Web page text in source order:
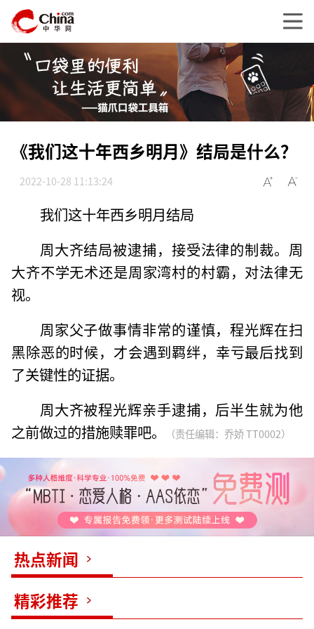
《我们这十年西乡明月》结局是什么？
2022-10-28 11:13:24
我们这十年西乡明月结局
周大齐结局被逮捕，接受法律的制裁。周
大齐不学无术还是周家湾村的村霸，对法律无
视。
周家父子做事情非常的谨慎，程光辉在扫
黑除恶的时候，才会遇到羁绊，幸亏最后找到
了关键性的证据。
周大齐被程光辉亲手逮捕，后半生就为他
之前做过的措施赎罪吧。
（责任编辑：乔娇 TT0002）
热点新闻
精彩推荐